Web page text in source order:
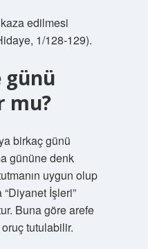
edilmesi
1/128-129).
günü
mu?
birkaç günü
gününe denk
uygun olup
İşleri”
Buna göre arefe
tutulabilir.